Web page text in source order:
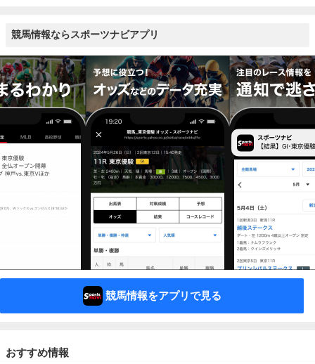
競馬情報ならスポーツナビアプリ
競馬情報をアプリで見る
おすすめ情報